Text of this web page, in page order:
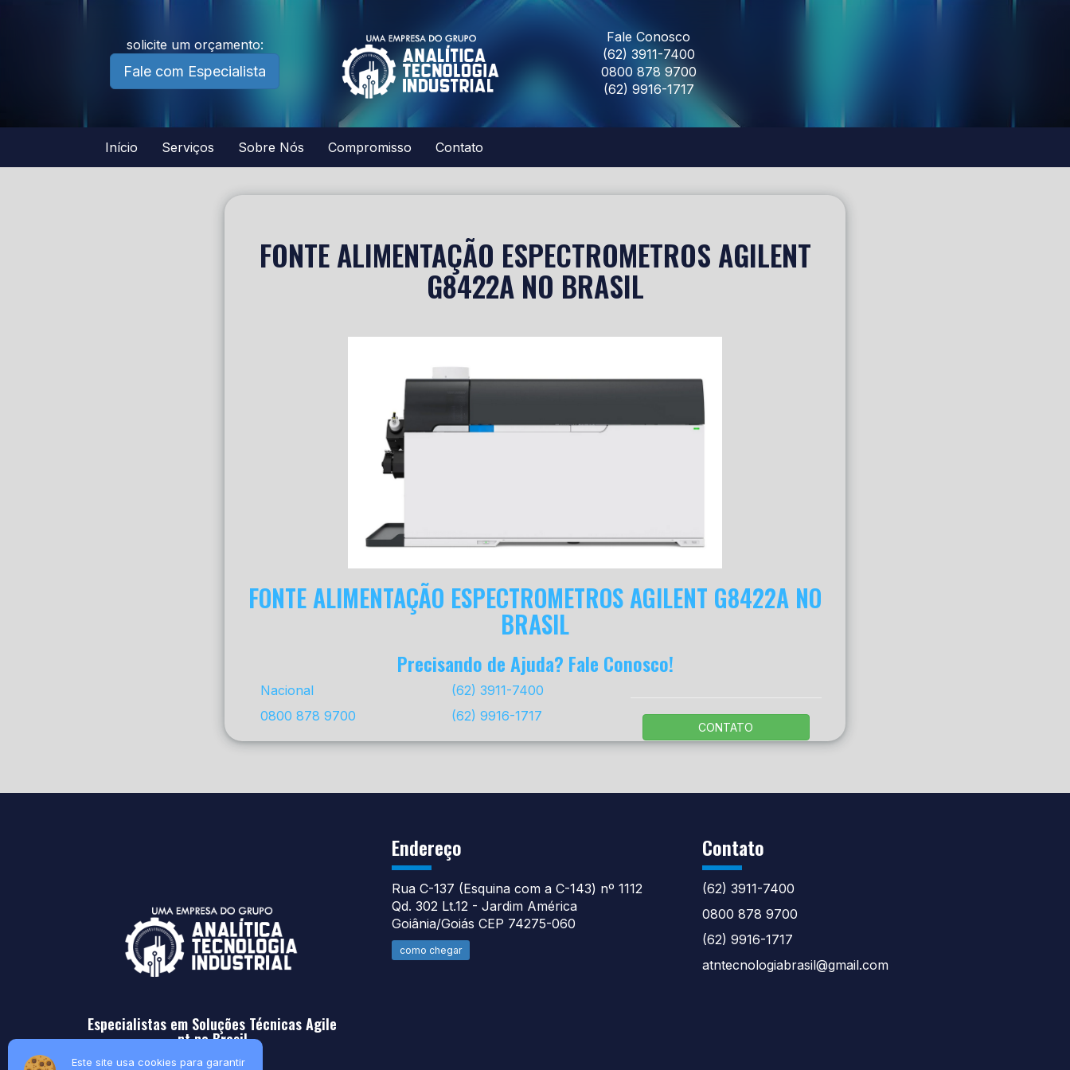
solicite um orçamento:
Fale com Especialista
Fale Conosco
(62) 3911-7400
0800 878 9700
(62) 9916-1717
Início Serviços Sobre Nós Compromisso Contato
Este site usa cookies para garantir
FONTE ALIMENTAÇÃO ESPECTROMETROS AGILENT
G8422A NO BRASIL
FONTE ALIMENTAÇÃO ESPECTROMETROS AGILENT G8422A NO
BRASIL
Precisando de Ajuda? Fale Conosco!
Nacional
0800 878 9700
(62) 3911-7400
(62) 9916-1717
CONTATO
Especialistas em Soluções Técnicas Agile
nt no Brasil
Endereço
Rua C-137 (Esquina com a C-143) nº 1112
Qd. 302 Lt.12 - Jardim América
Goiânia/Goiás CEP 74275-060
como chegar
Contato
(62) 3911-7400
0800 878 9700
(62) 9916-1717
atntecnologiabrasil@gmail.com